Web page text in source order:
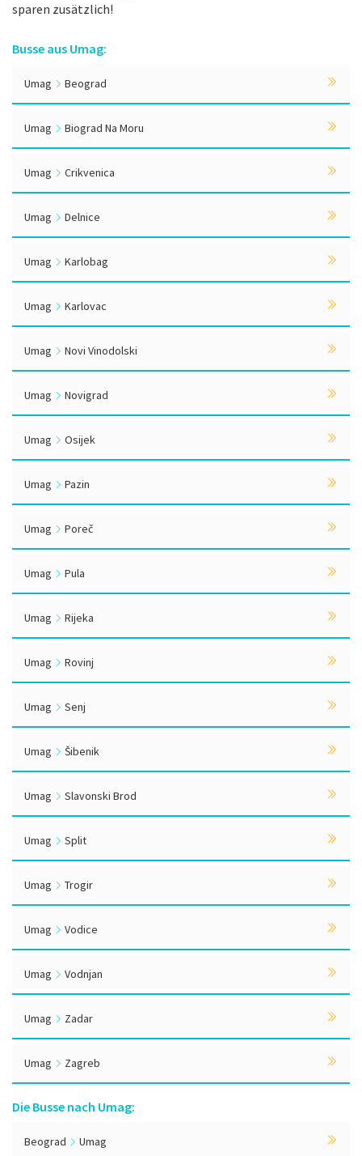
sparen zusätzlich!
Busse aus Umag:
Umag Beograd
Umag Biograd Na Moru
Umag Crikvenica
Umag Delnice
Umag Karlobag
Umag Karlovac
Umag Novi Vinodolski
Umag Novigrad
Umag Osijek
Umag Pazin
Umag Poreč
Umag Pula
Umag Rijeka
Umag Rovinj
Umag Senj
Umag Šibenik
Umag Slavonski Brod
Umag Split
Umag Trogir
Umag Vodice
Umag Vodnjan
Umag Zadar
Umag Zagreb
Die Busse nach Umag:
Beograd Umag